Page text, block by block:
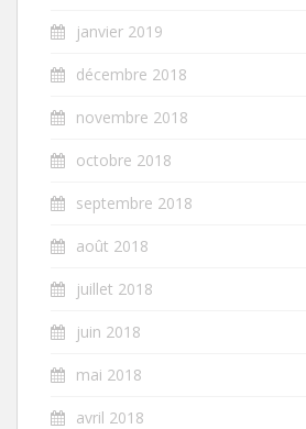
janvier 2019
décembre 2018
novembre 2018
octobre 2018
septembre 2018
août 2018
juillet 2018
juin 2018
mai 2018
avril 2018